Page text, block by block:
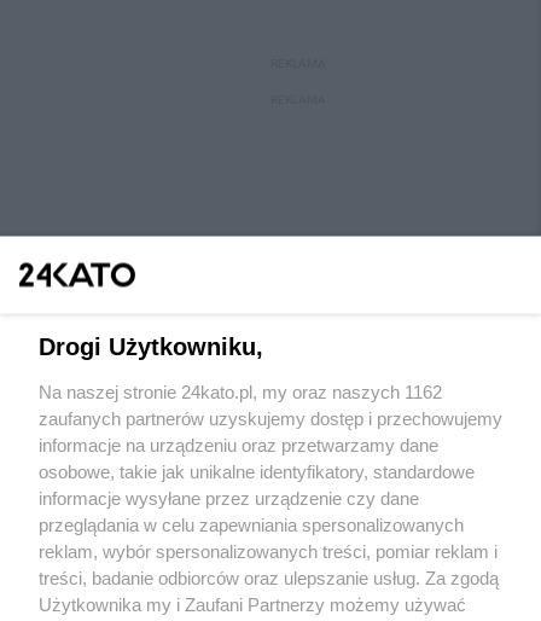
Wydawca mediów lokalnych
Nie zapomnij
zapoznać się z:
polityką prywatności regulamin korzystania z portali
Twojemiasto Skontaktuj sięz nami
Drogi Użytkowniku,
Na naszej stronie 24kato.pl, my oraz naszych 1162
zaufanych partnerów uzyskujemy dostęp i przechowujemy
informacje na urządzeniu oraz przetwarzamy dane
osobowe, takie jak unikalne identyfikatory, standardowe
informacje wysyłane przez urządzenie czy dane
przeglądania w celu zapewniania spersonalizowanych
reklam, wybór spersonalizowanych treści, pomiar reklam i
treści, badanie odbiorców oraz ulepszanie usług. Za zgodą
Użytkownika my i Zaufani Partnerzy możemy używać